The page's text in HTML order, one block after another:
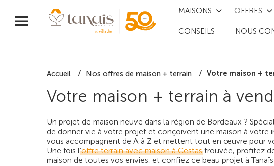
MAISONS OFFRES
CONSEILS NOUS
Accueil Nos offres de maison + terrain Votre maison +
Votre maison + terrain à
Un projet de maison neuve dans la région de Bordeaux ?
de donner vie à votre projet et conçoivent une maison à votre
vous accompagnent de A à Z et mettent tout en œuvre pour
Une fois l’offre terrain avec maison à Cestastrouvée, profitez
maison de toutes vos envies, et confiez ce beau projet à